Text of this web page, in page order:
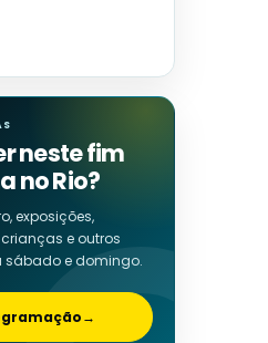
neste fim
no Rio?
exposições,
e outros
e domingo.
→